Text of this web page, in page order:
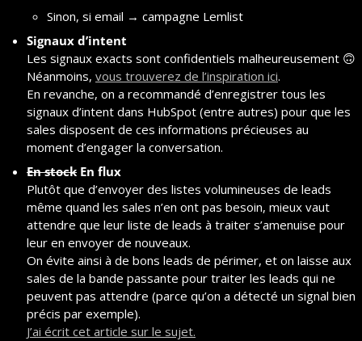
Sinon, si email → campagne Lemlist
Signaux d’intent
Les signaux exacts sont confidentiels malheureusement 🙃
Néanmoins, vous trouverez de l’inspiration ici.
En revanche, on a recommandé d’enregistrer tous les
signaux d’intent dans HubSpot (entre autres) pour que les
sales disposent de ces informations précieuses au
moment d’engager la conversation.
En stock En flux
Plutôt que d’envoyer des listes volumineuses de leads
même quand les sales n’en ont pas besoin, mieux vaut
attendre que leur liste de leads à traiter s’amenuise pour
leur en envoyer de nouveaux.
On évite ainsi à de bons leads de périmer, et on laisse aux
sales de la bande passante pour traiter les leads qui ne
peuvent pas attendre (parce qu’on a détecté un signal bien
précis par exemple).
J’ai écrit cet article sur le sujet.